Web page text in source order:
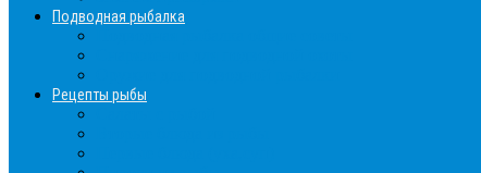
Подводная рыбалка
Рецепты рыбы